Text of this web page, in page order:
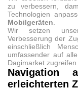
zu verbessern,
Technologien
Mobilgeräten
Wir setzen
Verbesserung der
einschließlich
umfassender auf
Dagimarket zugreifen
Navigation
erleichterten